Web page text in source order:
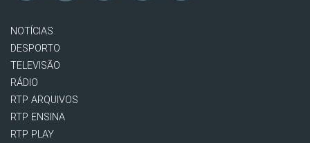
NOTÍCIAS
DESPORTO
TELEVISÃO
RÁDIO
RTP ARQUIVOS
RTP ENSINA
RTP PLAY